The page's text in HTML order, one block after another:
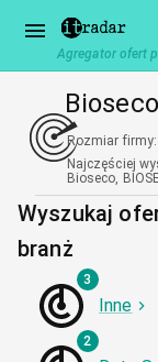
Agregator ofert
Bioseco
Rozmiar firmy:
Najczęściej
Bioseco,
Wyszukaj
branż
3
Inne
2